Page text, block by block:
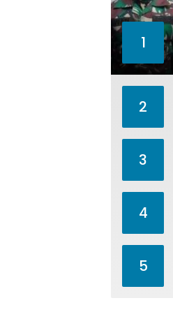
1
2
3
4
5